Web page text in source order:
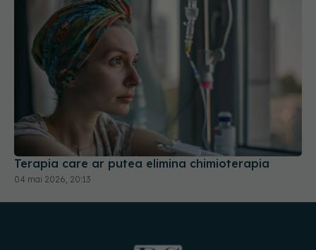
Terapia care ar putea elimina chimioterapia
04 mai 2026, 20:13